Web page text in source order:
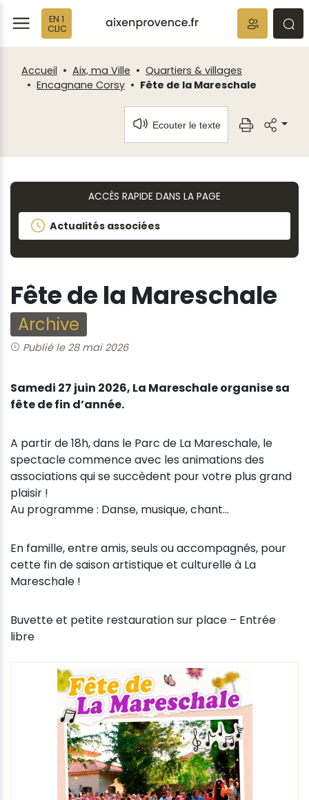
EN 1
CLIC
Accueil Aix, ma Ville
Quartiers & villages
Encagnane Corsy
Fête de la Mareschale
Ecouter le texte
ACCÈS RAPIDE DANS LA PAGE
Actualités associées
Fête de la Mareschale
Archive
Publié le 28 mai 2026
Samedi 27 juin 2026, La Mareschale organise sa
fête de fin d’année.
A partir de 18h, dans le Parc de La Mareschale, le
spectacle commence avec les animations des
associations qui se succèdent pour votre plus grand
plaisir !
Au programme : Danse, musique, chant…
En famille, entre amis, seuls ou accompagnés, pour
cette fin de saison artistique et culturelle à La
Mareschale !
Buvette et petite restauration sur place – Entrée
libre
Fenêtre
de
chat
Panneau de gestion des cookies